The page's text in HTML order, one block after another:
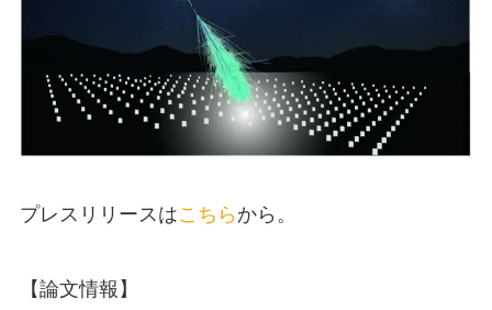
プレスリリースはこちらから。
【論文情報】